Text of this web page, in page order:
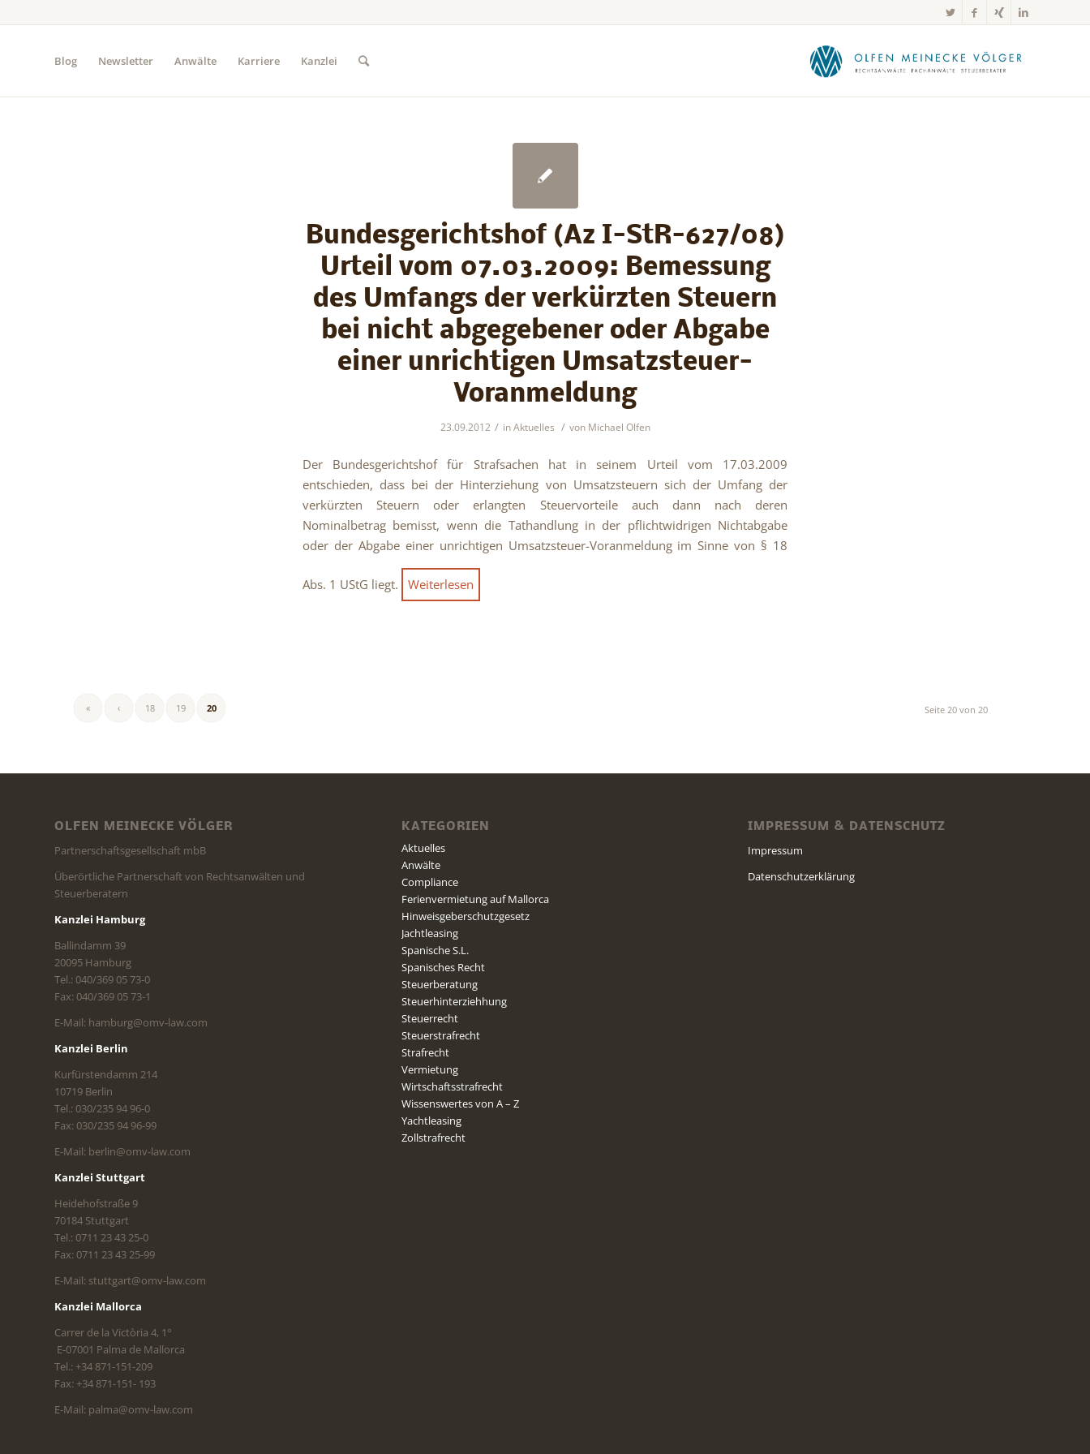
Blog Newsletter Anwälte Karriere Kanzlei
Bundesgerichtshof (Az I-StR-627/08)
Urteil vom 07.03.2009: Bemessung
des Umfangs der verkürzten Steuern
bei nicht abgegebener oder Abgabe
einer unrichtigen Umsatzsteuer-
Voranmeldung
23.09.2012 / inAktuelles / von Michael Olfen
Der Bundesgerichtshof für Strafsachen hat in seinem Urteil vom 17.03.2009
entschieden, dass bei der Hinterziehung von Umsatzsteuern sich der Umfang der
verkürzten Steuern oder erlangten Steuervorteile auch dann nach deren
Nominalbetrag bemisst, wenn die Tathandlung in der pflichtwidrigen Nichtabgabe
oder der Abgabe einer unrichtigen Umsatzsteuer-Voranmeldung im Sinne von § 18
Abs. 1 UStG liegt. Weiterlesen
Seite 20 von 20
« ‹ 18 19 20
OLFEN MEINECKE VÖLGER
Partnerschaftsgesellschaft mbB
Überörtliche Partnerschaft von Rechtsanwälten und
Steuerberatern
Kanzlei Hamburg
Ballindamm 39
20095 Hamburg
Tel.: 040/369 05 73-0
Fax: 040/369 05 73-1
E-Mail: hamburg@omv-law.com
Kanzlei Berlin
Kurfürstendamm 214
10719 Berlin
Tel.: 030/235 94 96-0
Fax: 030/235 94 96-99
E-Mail: berlin@omv-law.com
Kanzlei Stuttgart
Heidehofstraße 9
70184 Stuttgart
Tel.: 0711 23 43 25-0
Fax: 0711 23 43 25-99
E-Mail: stuttgart@omv-law.com
Kanzlei Mallorca
Carrer de la Victòria 4, 1°
E-07001 Palma de Mallorca
Tel.: +34 871-151-209
Fax: +34 871-151- 193
E-Mail: palma@omv-law.com
KATEGORIEN
Aktuelles
Anwälte
Compliance
Ferienvermietung auf Mallorca
Hinweisgeberschutzgesetz
Jachtleasing
Spanische S.L.
Spanisches Recht
Steuerberatung
Steuerhinterziehhung
Steuerrecht
Steuerstrafrecht
Strafrecht
Vermietung
Wirtschaftsstrafrecht
Wissenswertes von A – Z
Yachtleasing
Zollstrafrecht
IMPRESSUM & DATENSCHUTZ
Impressum
Datenschutzerklärung